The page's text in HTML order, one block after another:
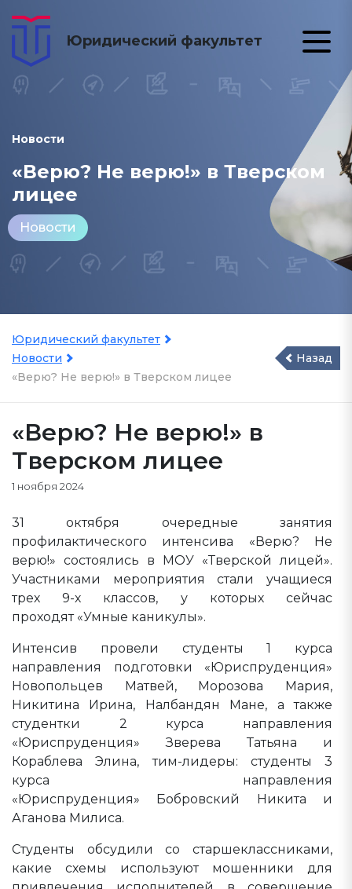
Юридический факультет
Новости
«Верю? Не верю!» в Тверском
лицее
Новости
Юридический факультет
Новости
«Верю? Не верю!» в Тверском лицее
Назад
«Верю? Не верю!» в
Тверском лицее
1 ноября 2024
31 октября очередные занятия
профилактического интенсива «Верю? Не
верю!» состоялись в МОУ «Тверской лицей».
Участниками мероприятия стали учащиеся
трех 9-х классов, у которых сейчас
проходят «Умные каникулы».
Интенсив провели студенты 1 курса
направления подготовки «Юриспруденция»
Новопольцев Матвей, Морозова Мария,
Никитина Ирина, Налбандян Мане, а также
студентки 2 курса направления
«Юриспруденция» Зверева Татьяна и
Кораблева Элина, тим-лидеры: студенты 3
курса направления
«Юриспруденция» Бобровский Никита и
Аганова Милиса.
Студенты обсудили со старшеклассниками,
какие схемы используют мошенники для